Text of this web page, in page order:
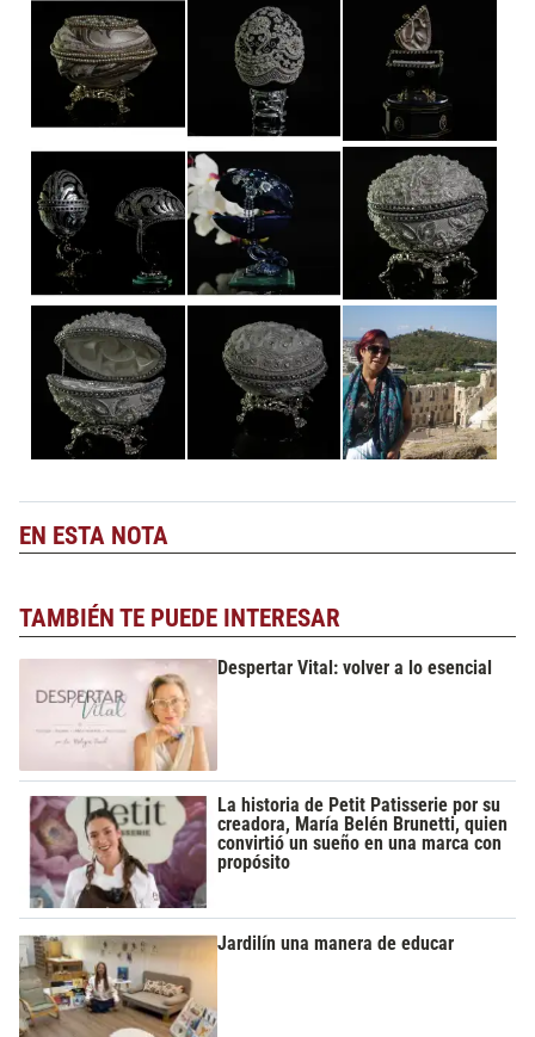
EN ESTA NOTA
TAMBIÉN TE PUEDE INTERESAR
Despertar Vital: volver a lo esencial
La historia de Petit Patisserie por su
creadora, María Belén Brunetti, quien
convirtió un sueño en una marca con
propósito
Jardilín una manera de educar